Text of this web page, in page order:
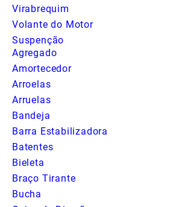
Virabrequim
Volante do Motor
Suspenção
Agregado
Amortecedor
Arroelas
Arruelas
Bandeja
Barra Estabilizadora
Batentes
Bieleta
Braço Tirante
Bucha